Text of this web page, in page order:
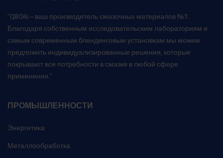
“Q8Oils – ваш производитель смазочных материалов №1.
Благодаря собственным исследовательским лабораториям и
самым современным блендинговым установкам мы можем
предложить индивидуализированные решения, которые
покрывают все потребности в смазке в любой сфере
применения.”
ПРОМЫШЛЕННОСТИ
Энергетика
Металлообработка